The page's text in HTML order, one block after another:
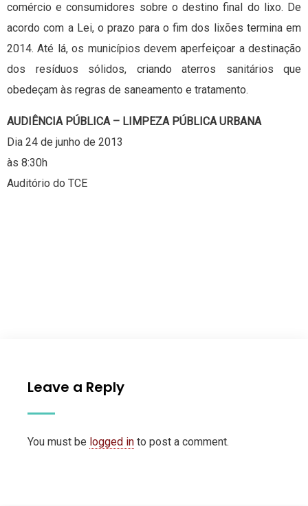
comércio e consumidores sobre o destino final do lixo. De
acordo com a Lei, o prazo para o fim dos lixões termina em
2014. Até lá, os municípios devem aperfeiçoar a destinação
dos resíduos sólidos, criando aterros sanitários que
obedeçam às regras de saneamento e tratamento.
AUDIÊNCIA PÚBLICA – LIMPEZA PÚBLICA URBANA
Dia 24 de junho de 2013
às 8:30h
Auditório do TCE
Leave a Reply
You must be logged in to post a comment.